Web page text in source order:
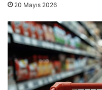
20 Mayıs 2026